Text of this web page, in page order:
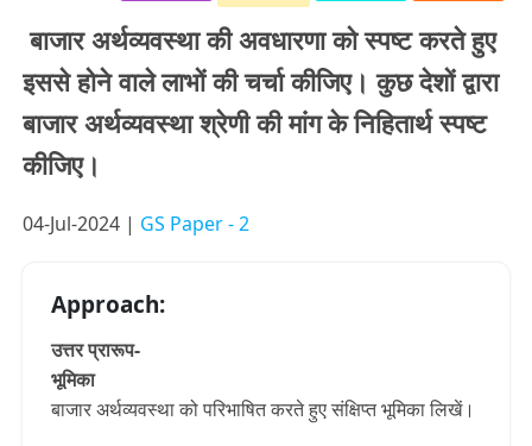
बाजार अर्थव्यवस्था की अवधारणा को स्पष्ट करते हुए
इससे होने वाले लाभों की चर्चा कीजिए। कुछ देशों द्वारा
बाजार अर्थव्यवस्था श्रेणी की मांग के निहितार्थ स्पष्ट
कीजिए।
04-Jul-2024 | GS Paper - 2
Approach:
उत्तर प्रारूप-
भूमिका
बाजार अर्थव्यवस्था को परिभाषित करते हुए संक्षिप्त भूमिका लिखें।